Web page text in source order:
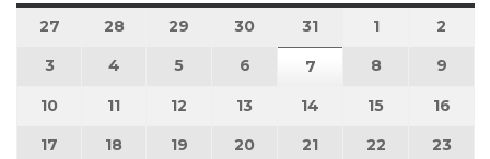
27 27 juli 2026
28 28 juli 2026
29 29 juli 2026
30 30 juli 2026
31 31 juli 2026
11 augustus
2
3 3 augustus 2026
4 4 augustus 2026
5 5 augustus 2026
6 6 augustus 2026
7 7 augustus 2026
8 8 augustus
9
10 10 augustus 2026
11 11 augustus 2026
12 12 augustus 2026
13 13 augustus 2026
14 14 augustus 2026
15 15 16
17 17 augustus 2026
18 18 augustus 2026
19 19 augustus 2026
20 20 augustus 2026
21 21 augustus 2026
22 22 23